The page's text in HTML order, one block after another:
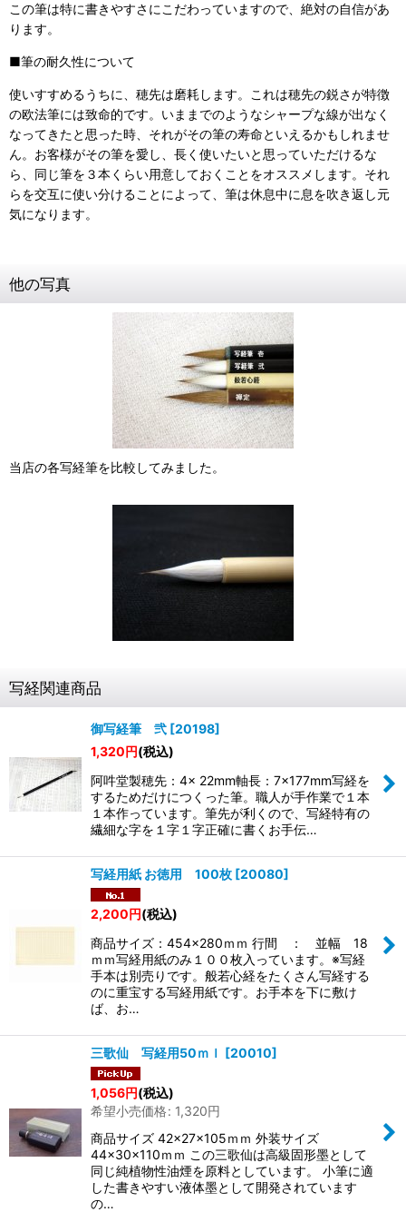
この筆は特に書きやすさにこだわっていますので、絶対の自信があ
ります。
■筆の耐久性について
使いすすめるうちに、穂先は磨耗します。これは穂先の鋭さが特徴
の欧法筆には致命的です。いままでのようなシャープな線が出なく
なってきたと思った時、それがその筆の寿命といえるかもしれませ
ん。お客様がその筆を愛し、長く使いたいと思っていただけるな
ら、同じ筆を３本くらい用意しておくことをオススメします。それ
らを交互に使い分けることによって、筆は休息中に息を吹き返し元
気になります。
他の写真
当店の各写経筆を比較してみました。
写経関連商品
御写経筆 弐 [20198]
1,320円(税込)
阿吽堂製穂先：4× 22mm軸長：7×177mm写経を
するためだけにつくった筆。職人が手作業で１本
１本作っています。筆先が利くので、写経特有の
繊細な字を１字１字正確に書くお手伝…
写経用紙 お徳用 100枚 [20080]
2,200円(税込)
商品サイズ：454×280ｍｍ 行間 ： 並幅 18
ｍｍ写経用紙のみ１００枚入っています。※写経
手本は別売りです。般若心経をたくさん写経する
のに重宝する写経用紙です。お手本を下に敷け
ば、お…
三歌仙 写経用50ｍｌ [20010]
1,056円(税込)
希望小売価格: 1,320円
商品サイズ 42×27×105ｍｍ 外装サイズ
44×30×110ｍｍ この三歌仙は高級固形墨として
同じ純植物性油煙を原料としています。 小筆に適
した書きやすい液体墨として開発されています
の…